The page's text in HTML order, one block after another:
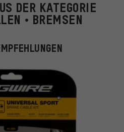
DER KATEGORIE
• BREMSEN